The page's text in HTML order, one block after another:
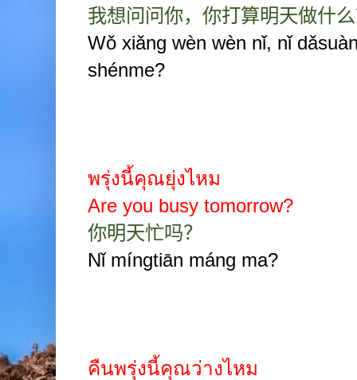
我想问问你，你打算明天做什
Wǒ xiǎng wèn wèn nǐ, nǐ
shénme?
พรุ่งนี้คุณยุ่งไหม
Are you busy tomorrow?
你明天忙吗？
Nǐ míngtiān máng ma?
คืนพรุ่งนี้คุณว่างไหม